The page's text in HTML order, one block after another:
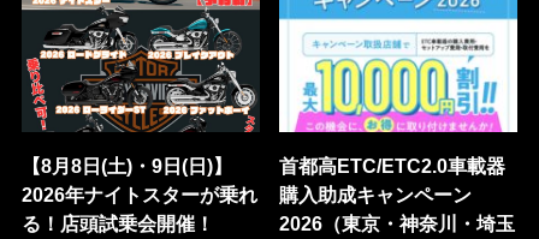
【8月8日(土)・9日(日)】
2026年ナイトスターが乗れ
る！店頭試乗会開催！
首都高ETC/ETC2.0車載器
購入助成キャンペーン
2026（東京・神奈川・埼玉